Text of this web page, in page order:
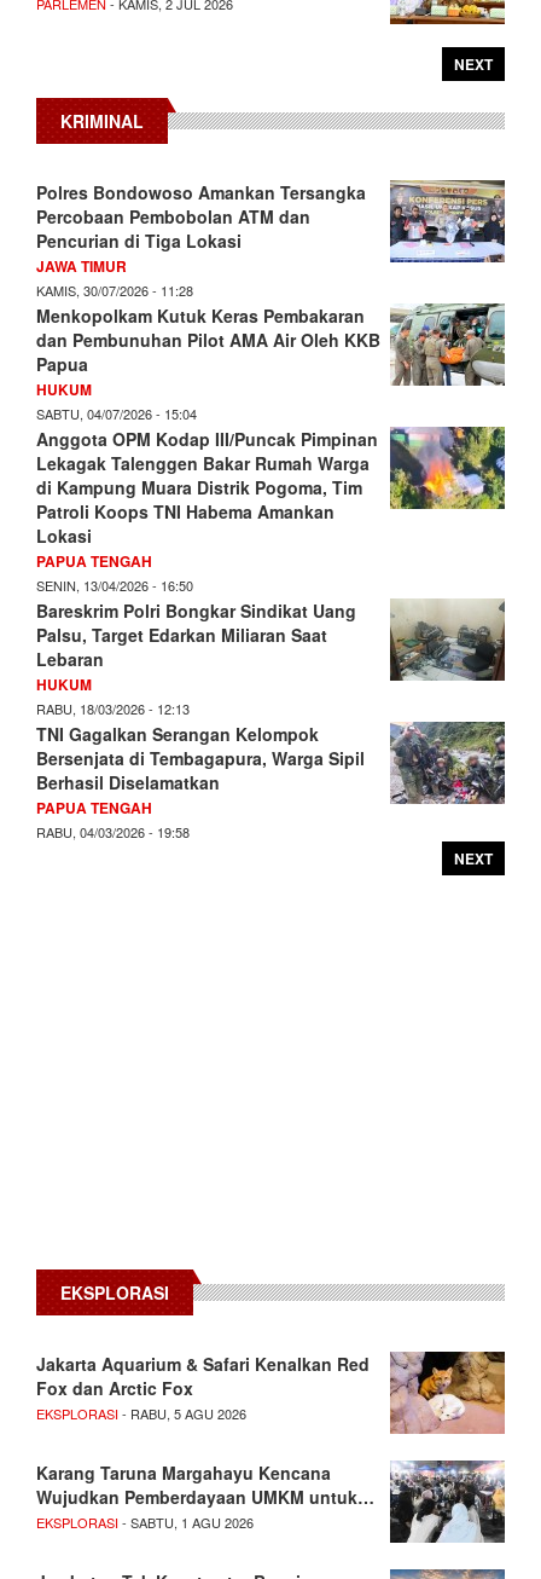
PARLEMEN - KAMIS, 2 JUL 2026
NEXT
KRIMINAL
Polres Bondowoso Amankan Tersangka
Percobaan Pembobolan ATM dan
Pencurian di Tiga Lokasi
JAWA TIMUR
KAMIS, 30/07/2026 - 11:28
Menkopolkam Kutuk Keras Pembakaran
dan Pembunuhan Pilot AMA Air Oleh KKB
Papua
HUKUM
SABTU, 04/07/2026 - 15:04
Anggota OPM Kodap III/Puncak Pimpinan
Lekagak Talenggen Bakar Rumah Warga
di Kampung Muara Distrik Pogoma, Tim
Patroli Koops TNI Habema Amankan
Lokasi
PAPUA TENGAH
SENIN, 13/04/2026 - 16:50
Bareskrim Polri Bongkar Sindikat Uang
Palsu, Target Edarkan Miliaran Saat
Lebaran
HUKUM
RABU, 18/03/2026 - 12:13
TNI Gagalkan Serangan Kelompok
Bersenjata di Tembagapura, Warga Sipil
Berhasil Diselamatkan
PAPUA TENGAH
RABU, 04/03/2026 - 19:58
NEXT
EKSPLORASI
Jakarta Aquarium & Safari Kenalkan Red
Fox dan Arctic Fox
EKSPLORASI- RABU, 5 AGU 2026
Karang Taruna Margahayu Kencana
Wujudkan Pemberdayaan UMKM untuk…
EKSPLORASI- SABTU, 1 AGU 2026